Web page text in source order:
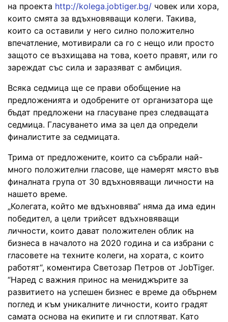
на проекта http://kolega.jobtiger.bg/ човек или хора,
които смята за вдъхновяващи колеги. Такива,
които са оставили у него силно положително
впечатление, мотивирали са го с нещо или просто
защото се възхищава на това, което правят, или го
зареждат със сила и заразяват с амбиция.
Всяка седмица ще се прави обобщение на
предложенията и одобрените от организатора ще
бъдат предложени на гласуване през следващата
седмица. Гласуването има за цел да определи
финалистите за седмицата.
Трима от предложените, които са събрали най-
много положителни гласове, ще намерят място във
финалната група от 30 вдъхновяващи личности на
нашето време.
„Колегата, който ме вдъхновява“ няма да има един
победител, а цели трийсет вдъхновяващи
личности, които дават положителен облик на
бизнеса в началото на 2020 година и са избрани с
гласовете на техните колеги, на хората, с които
работят“, коментира Светозар Петров от JobTiger.
“Наред с важния принос на мениджърите за
развитието на успешен бизнес е време да обърнем
поглед и към уникалните личности, които градят
самата основа на екипите и ги сплотяват. Като